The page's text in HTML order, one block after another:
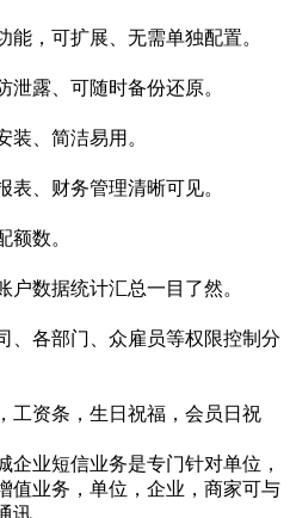
，可扩展、无需单独配置。
露、可随时备份还原。
装、简洁易用。
、财务管理清晰可见。
额数。
数据统计汇总一目了然。
、各部门、众雇员等权限控制分
工资条，生日祝福，会员日祝
企业短信业务是专门针对单位，
值业务，单位，企业，商家可与
讯，